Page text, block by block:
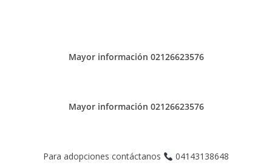
Mayor información 02126623576
Mayor información 02126623576
Para adopciones contáctanos 04143138648